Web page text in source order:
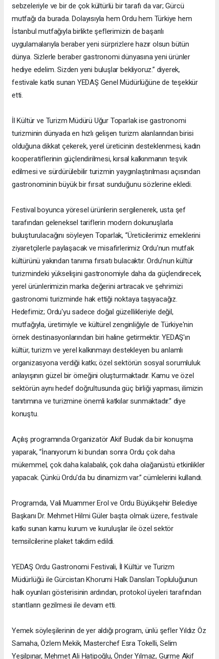
sebzeleriyle ve bir de çok kültürlü bir tarafı da var; Gürcü
mutfağı da burada. Dolayısıyla hem Ordu hem Türkiye hem
İstanbul mutfağıyla birlikte şeflerimizin de başarılı
uygulamalarıyla beraber yeni sürprizlere hazır olsun bütün
dünya. Sizlerle beraber gastronomi dünyasına yeni ürünler
hediye edelim. Sizden yeni buluşlar bekliyoruz.” diyerek,
festivale katkı sunan YEDAŞ Genel Müdürlüğüne de teşekkür
etti.
İl Kültür ve Turizm Müdürü Uğur Toparlak ise gastronomi
turizminin dünyada en hızlı gelişen turizm alanlarından birisi
olduğuna dikkat çekerek, yerel üreticinin desteklenmesi, kadın
kooperatiflerinin güçlendirilmesi, kırsal kalkınmanın teşvik
edilmesi ve sürdürülebilir turizmin yaygınlaştırılması açısından
gastronominin büyük bir fırsat sunduğunu sözlerine ekledi.
Festival boyunca yöresel ürünlerin sergilenerek, usta şef
tarafından geleneksel tariflerin modern dokunuşlarla
buluşturulacağını söyleyen Toparlak, “Üreticilerimiz emeklerini
ziyaretçilerle paylaşacak ve misafirlerimiz Ordu'nun mutfak
kültürünü yakından tanıma fırsatı bulacaktır. Ordu’nun kültür
turizmindeki yükselişini gastronomiyle daha da güçlendirecek,
yerel ürünlerimizin marka değerini artıracak ve şehrimizi
gastronomi turizminde hak ettiği noktaya taşıyacağız.
Hedefimiz; Ordu'yu sadece doğal güzellikleriyle değil,
mutfağıyla, üretimiyle ve kültürel zenginliğiyle de Türkiye'nin
örnek destinasyonlarından biri haline getirmektir. YEDAŞ'ın
kültür, turizm ve yerel kalkınmayı destekleyen bu anlamlı
organizasyona verdiği katkı; özel sektörün sosyal sorumluluk
anlayışının güzel bir örneğini oluşturmaktadır. Kamu ve özel
sektörün aynı hedef doğrultusunda güç birliği yapması, ilimizin
tanıtımına ve turizmine önemli katkılar sunmaktadır.” diye
konuştu.
Açılış programında Organizatör Akif Budak da bir konuşma
yaparak, “İnanıyorum ki bundan sonra Ordu çok daha
mükemmel, çok daha kalabalık, çok daha olağanüstü etkinlikler
yapacak. Çünkü Ordu'da bu dinamizm var.” cümlelerini kullandı.
Programda, Vali Muammer Erol ve Ordu Büyükşehir Belediye
Başkanı Dr. Mehmet Hilmi Güler başta olmak üzere, festivale
katkı sunan kamu kurum ve kuruluşlar ile özel sektör
temsilcilerine plaket takdim edildi.
YEDAŞ Ordu Gastronomi Festivali, İl Kültür ve Turizm
Müdürlüğü ile Gürcistan Khorumi Halk Dansları Topluluğunun
halk oyunları gösterisinin ardından, protokol üyeleri tarafından
stantların gezilmesi ile devam etti.
Yemek söyleşilerinin de yer aldığı program, ünlü şefler Yıldız Öz
Samaha, Özlem Mekik, Masterchef Esra Tokelli, Selim
Yeşilpınar, Mehmet Ali Hatipoğlu, Önder Yılmaz, Gurme Akif